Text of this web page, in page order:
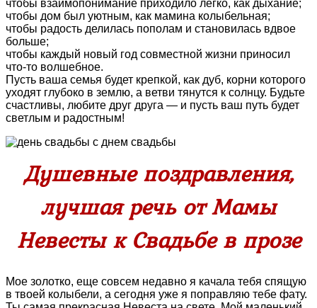
чтобы взаимопонимание приходило легко, как дыхание;
чтобы дом был уютным, как мамина колыбельная;
чтобы радость делилась пополам и становилась вдвое
больше;
чтобы каждый новый год совместной жизни приносил
что‑то волшебное.
Пусть ваша семья будет крепкой, как дуб, корни которого
уходят глубоко в землю, а ветви тянутся к солнцу. Будьте
счастливы, любите друг друга — и пусть ваш путь будет
светлым и радостным!
Душевные поздравления,
лучшая речь от Мамы
Невесты к Свадьбе в прозе
Мое золотко, еще совсем недавно я качала тебя спящую
в твоей колыбели, а сегодня уже я поправляю тебе фату.